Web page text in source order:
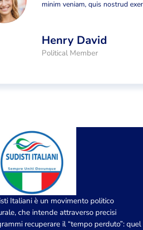
minim veniam, quis nostrud
Henry David
Political Member
Italiani è un movimento politico
che intende attraverso precisi
recuperare il “tempo perduto”: quel